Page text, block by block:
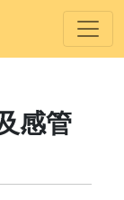
感管